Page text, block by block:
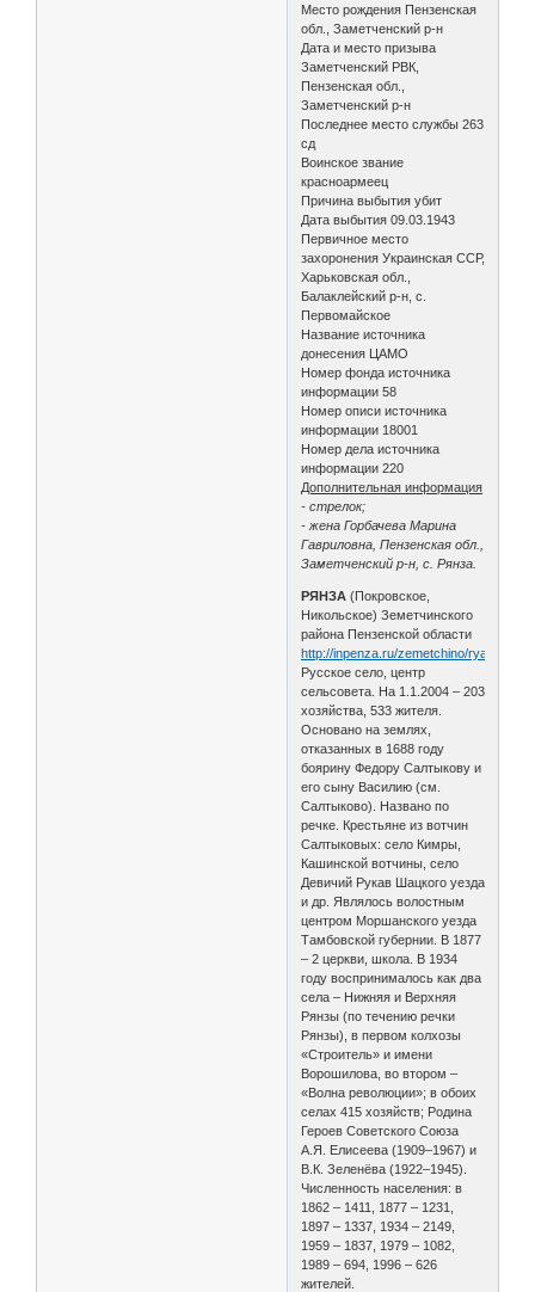
Место рождения Пензенская
обл., Заметченский р-н
Дата и место призыва
Заметченский РВК,
Пензенская обл.,
Заметченский р-н
Последнее место службы 263
сд
Воинское звание
красноармеец
Причина выбытия убит
Дата выбытия 09.03.1943
Первичное место
захоронения Украинская ССР,
Харьковская обл.,
Балаклейский р-н, с.
Первомайское
Название источника
донесения ЦАМО
Номер фонда источника
информации 58
Номер описи источника
информации 18001
Номер дела источника
информации 220
Дополнительная информация
- стрелок;
- жена Горбачева Марина
Гавриловна, Пензенская обл.,
Заметченский р-н, с. Рянза.
РЯНЗА (Покровское,
Никольское) Земетчинского
района Пензенской области
http://inpenza.ru/zemetchino/ryanza.php
Русское село, центр
сельсовета. На 1.1.2004 – 203
хозяйства, 533 жителя.
Основано на землях,
отказанных в 1688 году
боярину Федору Салтыкову и
его сыну Василию (см.
Салтыково). Названо по
речке. Крестьяне из вотчин
Салтыковых: село Кимры,
Кашинской вотчины, село
Девичий Рукав Шацкого уезда
и др. Являлось волостным
центром Моршанского уезда
Тамбовской губернии. В 1877
– 2 церкви, школа. В 1934
году воспринималось как два
села – Нижняя и Верхняя
Рянзы (по течению речки
Рянзы), в первом колхозы
«Строитель» и имени
Ворошилова, во втором –
«Волна революции»; в обоих
селах 415 хозяйств; Родина
Героев Советского Союза
А.Я. Елисеева (1909–1967) и
В.К. Зеленёва (1922–1945).
Численность населения: в
1862 – 1411, 1877 – 1231,
1897 – 1337, 1934 – 2149,
1959 – 1837, 1979 – 1082,
1989 – 694, 1996 – 626
жителей.